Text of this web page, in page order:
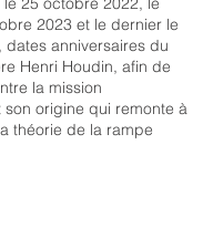
2023 et le dernier le
anniversaires du
Henri Houdin, afin de
la mission
son origine qui remonte à
théorie de la rampe